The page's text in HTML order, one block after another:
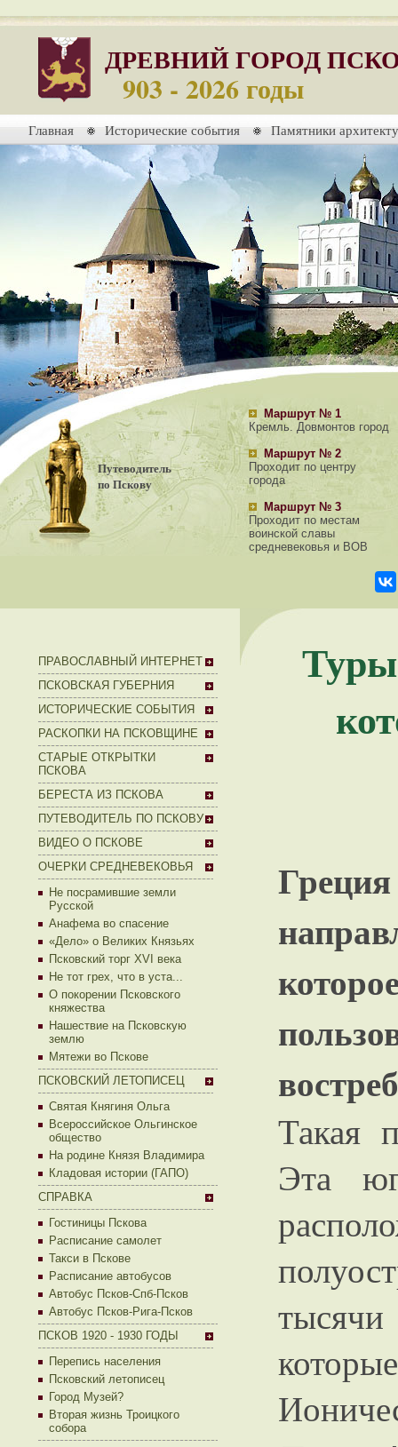
ДРЕВНИЙ ГОРОД
903 - 2026 годы
Главная Исторические события Памятники
Путеводитель
по Пскову
Маршрут № 1
Кремль. Довмонтов город
Маршрут № 2
Проходит по центру
города
Маршрут № 3
Проходит по местам
воинской славы
средневековья и ВОВ
ПРАВОСЛАВНЫЙ ИНТЕРНЕТ
ПСКОВСКАЯ ГУБЕРНИЯ
ИСТОРИЧЕСКИЕ СОБЫТИЯ
РАСКОПКИ НА ПСКОВЩИНЕ
СТАРЫЕ ОТКРЫТКИ
ПСКОВА
БЕРЕСТА ИЗ ПСКОВА
ПУТЕВОДИТЕЛЬ ПО ПСКОВУ
ВИДЕО О ПСКОВЕ
ОЧЕРКИ СРЕДНЕВЕКОВЬЯ
Не посрамившие земли
Русской
Анафема во спасение
«Дело» о Великих Князьях
Псковский торг XVI века
Не тот грех, что в уста...
О покорении Псковского
княжества
Нашествие на Псковскую
землю
Мятежи во Пскове
ПСКОВСКИЙ ЛЕТОПИСЕЦ
Святая Княгиня Ольга
Всероссийское Ольгинское
общество
На родине Князя Владимира
Кладовая истории (ГАПО)
СПРАВКА
Гостиницы Пскова
Расписание самолет
Такси в Пскове
Расписание автобусов
Автобус Псков-Спб-Псков
Автобус Псков-Рига-Псков
ПСКОВ 1920 - 1930 ГОДЫ
Перепись населения
Псковский летописец
Город Музей?
Вторая жизнь Троицкого
собора
Такая
Эта